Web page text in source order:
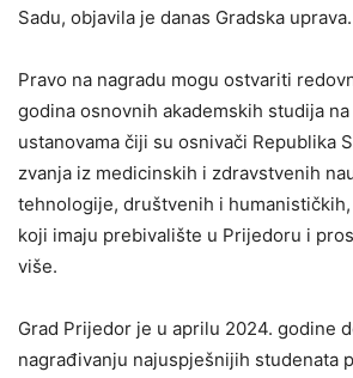
Sadu, objavila je danas Gradska uprava.
Pravo na nagradu mogu ostvariti
godina osnovnih akademskih studija
ustanovama čiji su osnivači Republika
zvanja iz medicinskih i zdravstvenih
tehnologije, društvenih i
koji imaju prebivalište u Prijedoru i
više.
Grad Prijedor je u aprilu 2024. godine
nagrađivanju najuspješnijih studenata